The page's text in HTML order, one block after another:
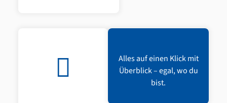
Alles auf einen Klick mit
Überblick – egal, wo du
bist.